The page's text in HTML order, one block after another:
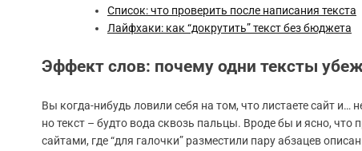
Список: что проверить после написания текста
Лайфхаки: как “докрутить” текст без бюджета
Эффект слов: почему одни тексты
Вы когда-нибудь ловили себя на том, что листаете сайт и…
но текст – будто вода сквозь пальцы. Вроде бы и ясно, что
сайтами, где “для галочки” разместили пару абзацев